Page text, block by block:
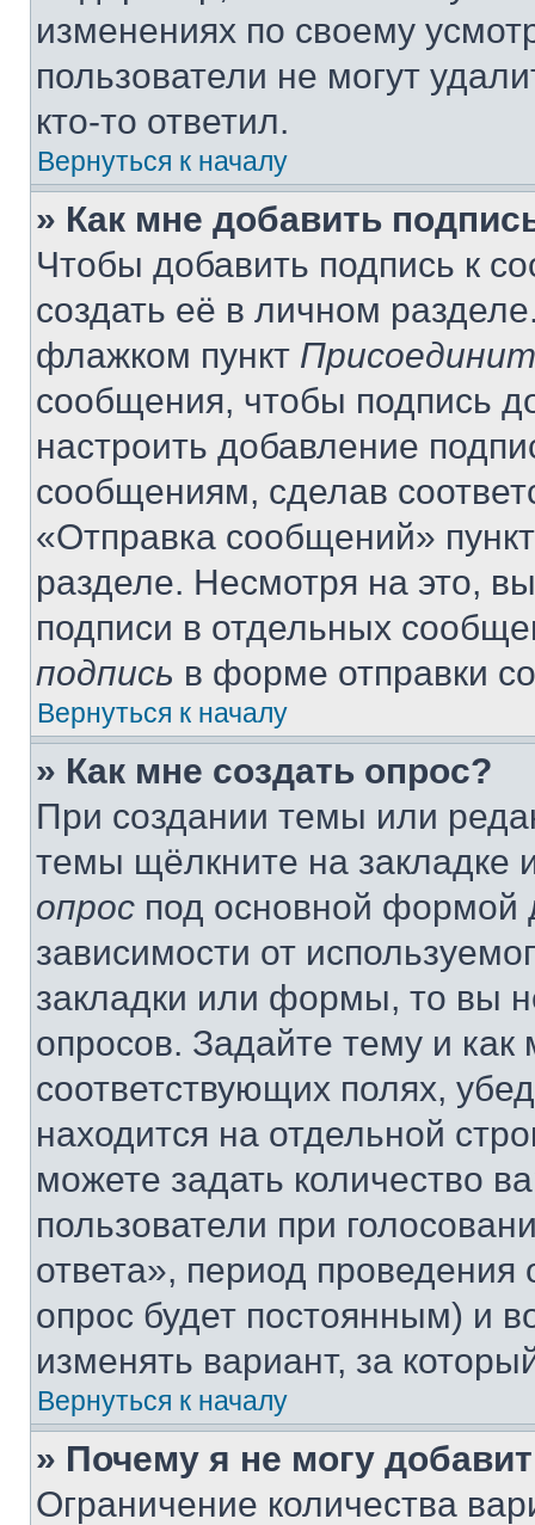
изменениях по своему
пользователи не могут
кто-то ответил.
Вернуться к началу
» Как мне добавить
Чтобы добавить подпись к
создать её в личном
флажком пункт
сообщения, чтобы подпись
настроить добавление
сообщениям, сделав
«Отправка сообщений»
разделе. Несмотря на это,
подписи в отдельных
подпись в форме отправки
Вернуться к началу
» Как мне создать опрос?
При создании темы или
темы щёлкните на
опрос под основной формой
зависимости от
закладки или формы, то вы
опросов. Задайте тему и
соответствующих полях,
находится на отдельной
можете задать количество
пользователи при
ответа», период проведения
опрос будет постоянным) и
изменять вариант, за
Вернуться к началу
» Почему я не могу
Ограничение количества